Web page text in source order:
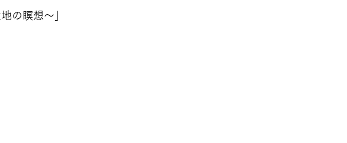
の瞑想〜」